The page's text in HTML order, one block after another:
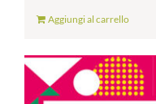
Aggiungi al carrello